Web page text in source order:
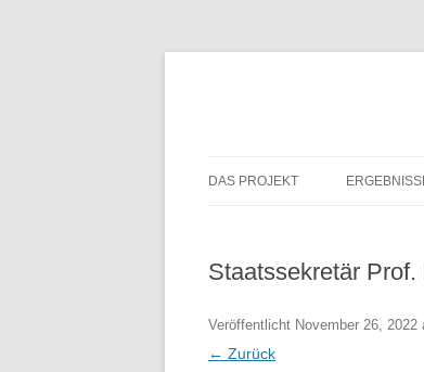
DAS PROJEKT
Staatssekretär
Veröffentlicht November 26, 2022
← Zurück